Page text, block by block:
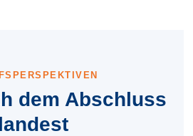
dem Abschluss
landest